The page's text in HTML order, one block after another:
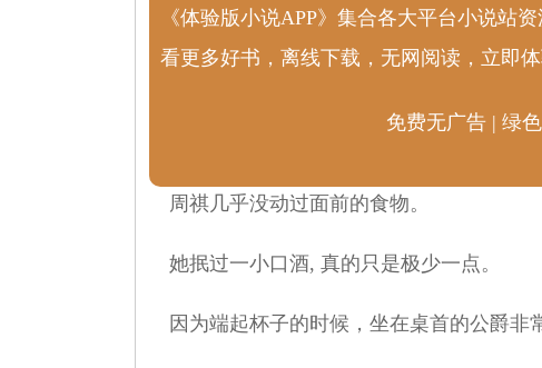
《体验版小说APP》集合各大平台小说站
看更多好书，离线下载，无网阅读，立即
免费无广告 | 绿
周祺几乎没动过面前的食物。
她抿过一小口酒, 真的只是极少一点。
因为端起杯子的时候，坐在桌首的公爵非